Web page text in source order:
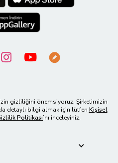
gizliliğini önemsiyoruz. Şirketimizin
detaylı bilgi almak için lütfen Kişisel
Politikası’nı inceleyiniz.